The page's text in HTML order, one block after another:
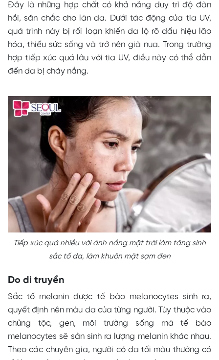
Đây là những hợp chất có khả năng duy trì độ đàn
hồi, săn chắc cho làn da. Dưới tác động của tia UV,
quá trình này bị rối loạn khiến da lộ rõ dấu hiệu lão
hóa, thiếu sức sống và trở nên già nua.Trong trường
hợp tiếp xúc quá lâu với tia UV, điều này có thể dẫn
đến da bị cháy nắng.
Tiếp xúc quá nhiều với ánh nắng mặt trời làm tăng sinh
sắc tố da, làm khuôn mặt sạm đen
Do di truyền
Sắc tố melanin được tế bào melanocytes sinh ra,
quyết định nên màu da của từng người. Tùy thuộc vào
chủng tộc, gen, môi trường sống mà tế bào
melanocytes sẽ sản sinh ra lượng melanin khác nhau.
Theo các chuyên gia, người có da tối màu thường có